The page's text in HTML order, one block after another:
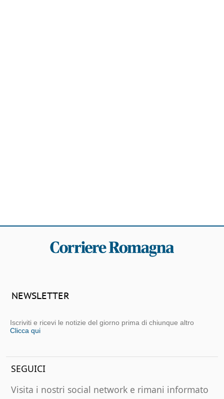
NEWSLETTER
Iscriviti e ricevi le notizie del giorno prima di chiunque altro
Clicca qui
SEGUICI
Visita i nostri social network e rimani informato